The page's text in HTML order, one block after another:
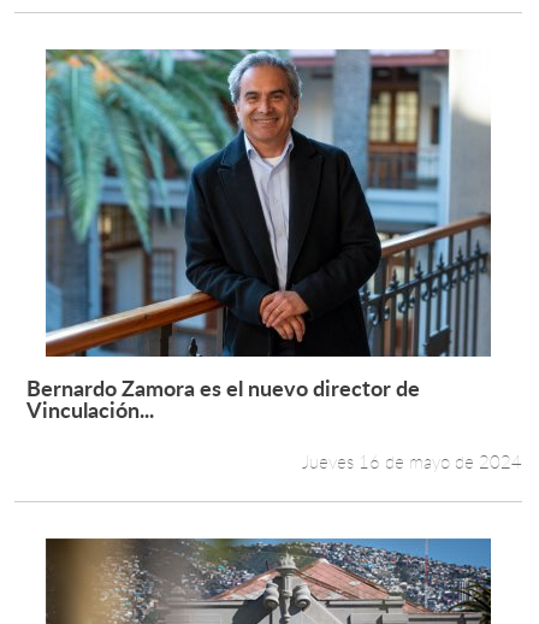
Leer más +
Bernardo Zamora es el nuevo director de
Vinculación...
Jueves 16 de mayo de 2024